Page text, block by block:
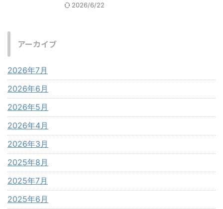
2026/6/22
アーカイブ
2026年7月
2026年6月
2026年5月
2026年4月
2026年3月
2025年8月
2025年7月
2025年6月